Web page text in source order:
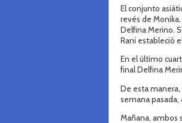
El conjunto
revés de
Delfina Merino.
Rani estableció
En el último
final Delfina
De esta manera,
semana
Mañana, ambos